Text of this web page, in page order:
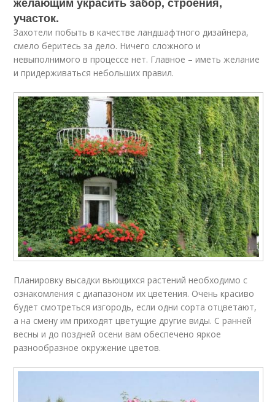
участок.
Захотели побыть в качестве ландшафтного дизайнера,
смело беритесь за дело. Ничего сложного и
невыполнимого в процессе нет. Главное – иметь желание
и придерживаться небольших правил.
Планировку высадки вьющихся растений необходимо с
ознакомления с диапазоном их цветения. Очень красиво
будет смотреться изгородь, если одни сорта отцветают,
а на смену им приходят цветущие другие виды. С ранней
весны и до поздней осени вам обеспечено яркое
разнообразное окружение цветов.